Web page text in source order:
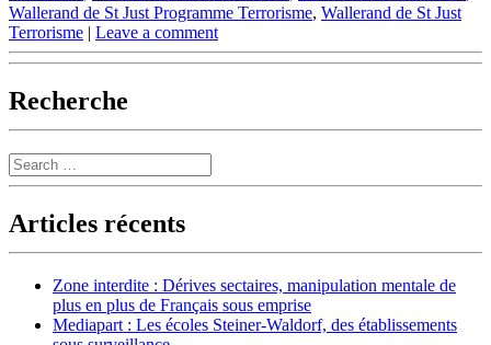
Wallerand de St Just Programme Terrorisme, Wallerand de St Just
Terrorisme | Leave a comment
Recherche
Search
Articles récents
Zone interdite : Dérives sectaires, manipulation mentale de
plus en plus de Français sous emprise
Mediapart : Les écoles Steiner-Waldorf, des établissements